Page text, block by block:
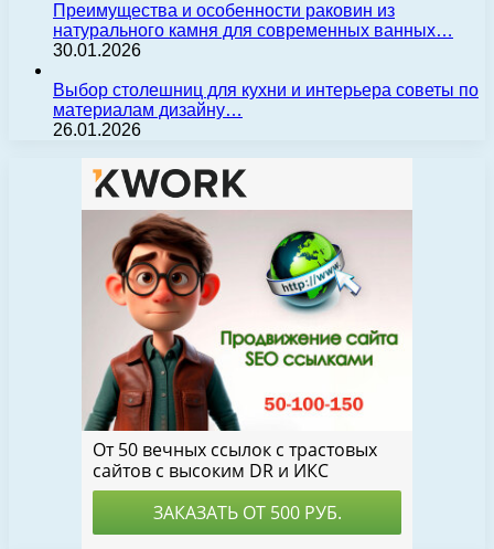
Преимущества и особенности раковин из
натурального камня для современных ванных…
30.01.2026
Выбор столешниц для кухни и интерьера советы по
материалам дизайну…
26.01.2026